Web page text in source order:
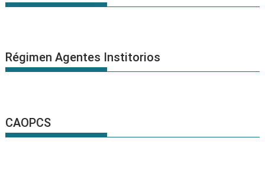
Régimen Agentes Institorios
CAOPCS